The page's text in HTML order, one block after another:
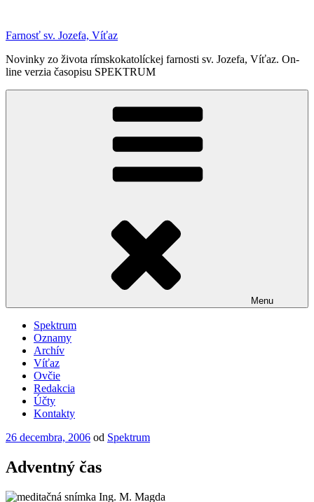
obsah
Farnosť sv. Jozefa, Víťaz
Novinky zo života rímskokatolíckej farnosti sv. Jozefa, Víťaz. On-
line verzia časopisu SPEKTRUM
Menu
Spektrum
Oznamy
Archív
Víťaz
Ovčie
Redakcia
Účty
Kontakty
Publikované
26 decembra, 2006 od Spektrum
Adventný čas